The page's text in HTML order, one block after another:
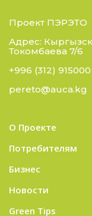
Проект ПЭРЭТО
Адрес:
Токомбаева 7/6
+996 (312) 915000
pereto@auca.kg
О Проекте
Потребителям
Бизнес
Новости
Green Tips